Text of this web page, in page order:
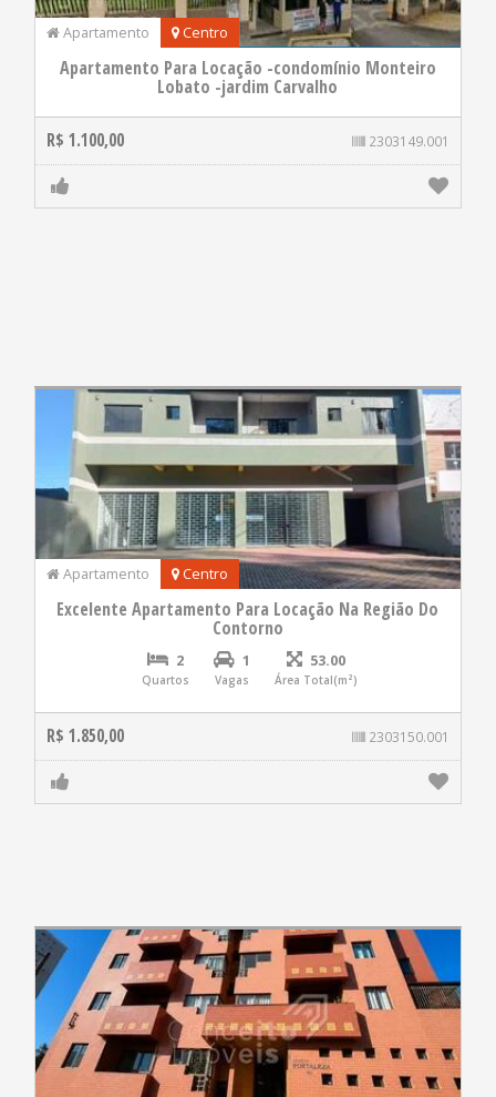
Apartamento Centro
Apartamento Para Locação -condomínio Monteiro
Lobato -jardim Carvalho
R$ 1.100,00 2303149.001
Apartamento Centro
Excelente Apartamento Para Locação Na Região Do
Contorno
2
Quartos
1
Vagas
53.00
Área Total(m²)
R$ 1.850,00 2303150.001